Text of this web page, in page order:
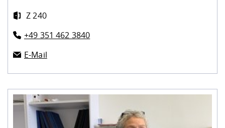
Z 240
+49 351 462 3840
E-Mail